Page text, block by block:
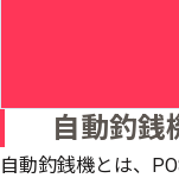
自動釣銭
自動釣銭機とは、